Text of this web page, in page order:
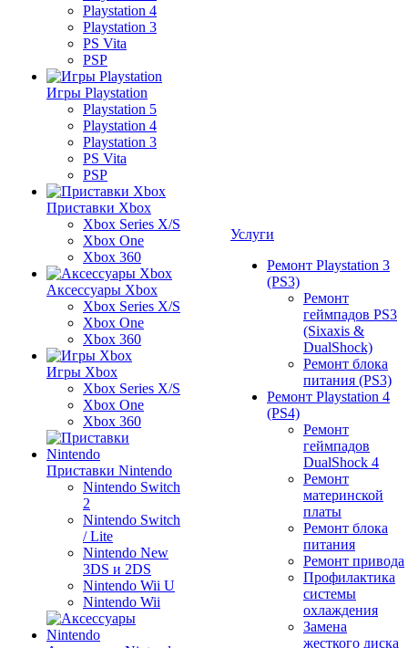
Playstation 4
Playstation 3
PS Vita
PSP
Игры Playstation
Playstation 5
Playstation 4
Playstation 3
PS Vita
PSP
Приставки Xbox
Xbox Series X/S
Xbox One
Xbox 360
Аксессуары Xbox
Xbox Series X/S
Xbox One
Xbox 360
Игры Xbox
Xbox Series X/S
Xbox One
Xbox 360
Приставки Nintendo
Nintendo Switch
2
Nintendo Switch
/ Lite
Nintendo New
3DS и 2DS
Nintendo Wii U
Nintendo Wii
Услуги
Ремонт Playstation 3
(PS3)
Ремонт
геймпадов PS3
(Sixaxis &
DualShock)
Ремонт блока
питания (PS3)
Ремонт Playstation 4
(PS4)
Ремонт
геймпадов
DualShock 4
Ремонт
материнской
платы
Ремонт блока
питания
Ремонт привода
Профилактика
системы
охлаждения
Замена
жесткого диска